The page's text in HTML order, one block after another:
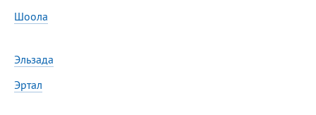
Шоола
Эльзада
Эртал